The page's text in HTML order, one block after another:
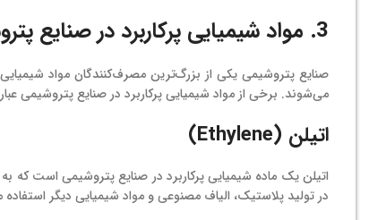
3. مواد شیمیایی پرکاربرد در صنایع پتروشیمی
صنایع پتروشیمی یکی از بزرگ‌ترین مصرف‌کنندگان مواد
می‌شوند. برخی از مواد شیمیایی پرکاربرد در صنایع پتروشیمی
اتیلن (Ethylene)
اتیلن یک ماده شیمیایی پرکاربرد در صنایع پتروشیمی است که به
در تولید پلاستیک، الیاف مصنوعی و مواد شیمیایی دیگر